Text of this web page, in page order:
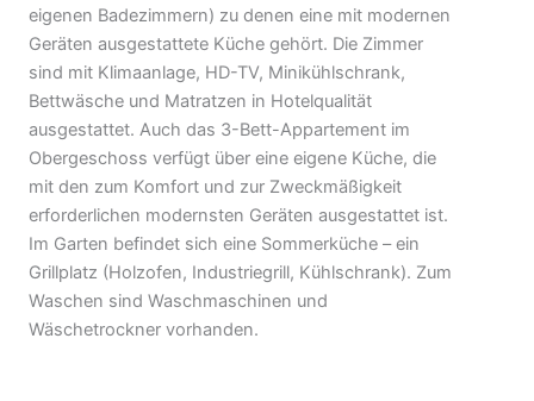
eigenen Badezimmern) zu denen eine mit modernen
Geräten ausgestattete Küche gehört. Die Zimmer
sind mit Klimaanlage, HD-TV, Minikühlschrank,
Bettwäsche und Matratzen in Hotelqualität
ausgestattet. Auch das 3-Bett-Appartement im
Obergeschoss verfügt über eine eigene Küche, die
mit den zum Komfort und zur Zweckmäßigkeit
erforderlichen modernsten Geräten ausgestattet ist.
Im Garten befindet sich eine Sommerküche – ein
Grillplatz (Holzofen, Industriegrill, Kühlschrank). Zum
Waschen sind Waschmaschinen und
Wäschetrockner vorhanden.